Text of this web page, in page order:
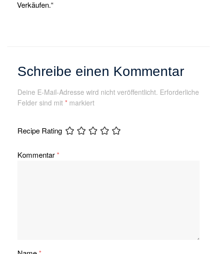
Verkäufen.“
Schreibe einen Kommentar
Deine E-Mail-Adresse wird nicht veröffentlicht. Erforderliche
Felder sind mit *markiert
Recipe Rating
Kommentar*